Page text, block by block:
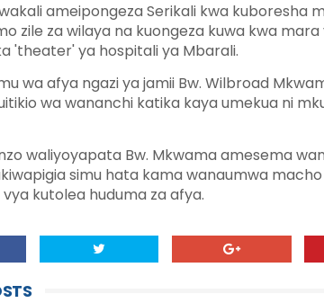
ameipongeza Serikali kwa kuboresha
zile za wilaya na kuongeza kuwa kwa
'theater' ya hospitali ya Mbarali.
wa afya ngazi ya jamii Bw. Wilbroad
wa wananchi katika kaya umekua ni
waliyoyapata Bw. Mkwama amesema
simu hata kama wanaumwa
kutolea huduma za afya.